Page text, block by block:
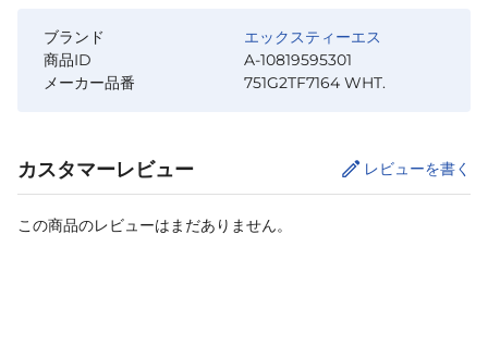
ブランド
エックスティーエス
商品ID
A-10819595301
メーカー品番
751G2TF7164 WHT.
カスタマーレビュー レビューを書く
この商品のレビューはまだありません。